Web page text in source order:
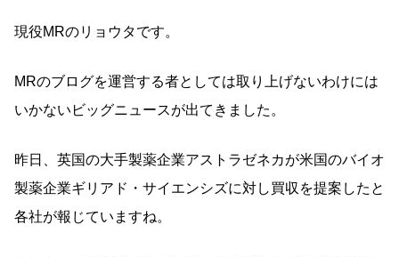
現役MRのリョウタです。
MRのブログを運営する者としては取り上げないわけには
いかないビッグニュースが出てきました。
昨日、英国の大手製薬企業アストラゼネカが米国のバイオ
製薬企業ギリアド・サイエンシズに対し買収を提案したと
各社が報じていますね。